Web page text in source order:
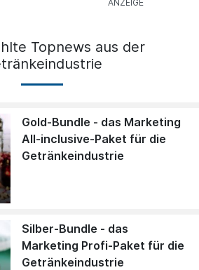
Topnews aus der
Gold-Bundle - das Marketing
All-inclusive-Paket für die
Getränkeindustrie
Silber-Bundle - das
Marketing Profi-Paket für die
Getränkeindustrie